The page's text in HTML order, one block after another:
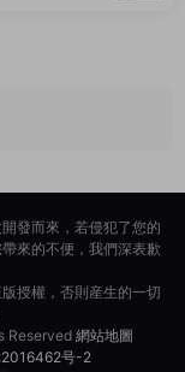
發而來，若侵犯了您的
來的不便，我們深表歉
授權，否則産生的一切
Reserved 網站地圖
号-2